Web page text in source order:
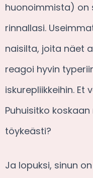
huonoimmista) on
rinnallasi.
naisilta, joita näet
reagoi hyvin
iskurepliikkeihin. Et
Puhuisitko
töykeästi?
Ja lopuksi, sinun